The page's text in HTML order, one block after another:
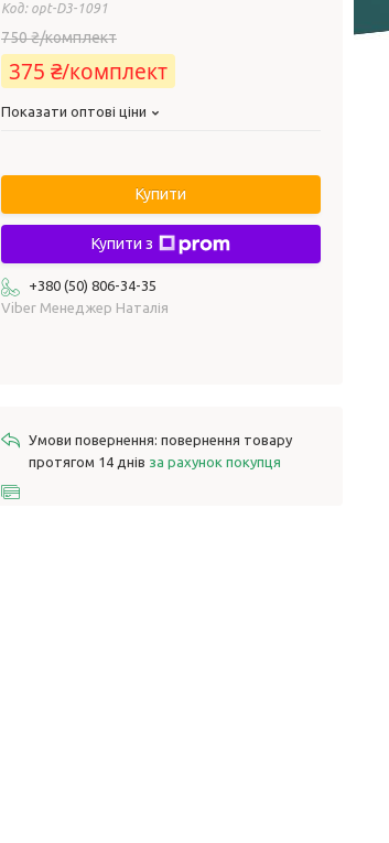
Код: opt-D3-1091
750 ₴/комплект
375 ₴/комплект
Показати оптові ціни
Купити
Купити з
+380 (50) 806-34-35
Viber Менеджер Наталія
повернення товару
протягом 14 днів за рахунок покупця